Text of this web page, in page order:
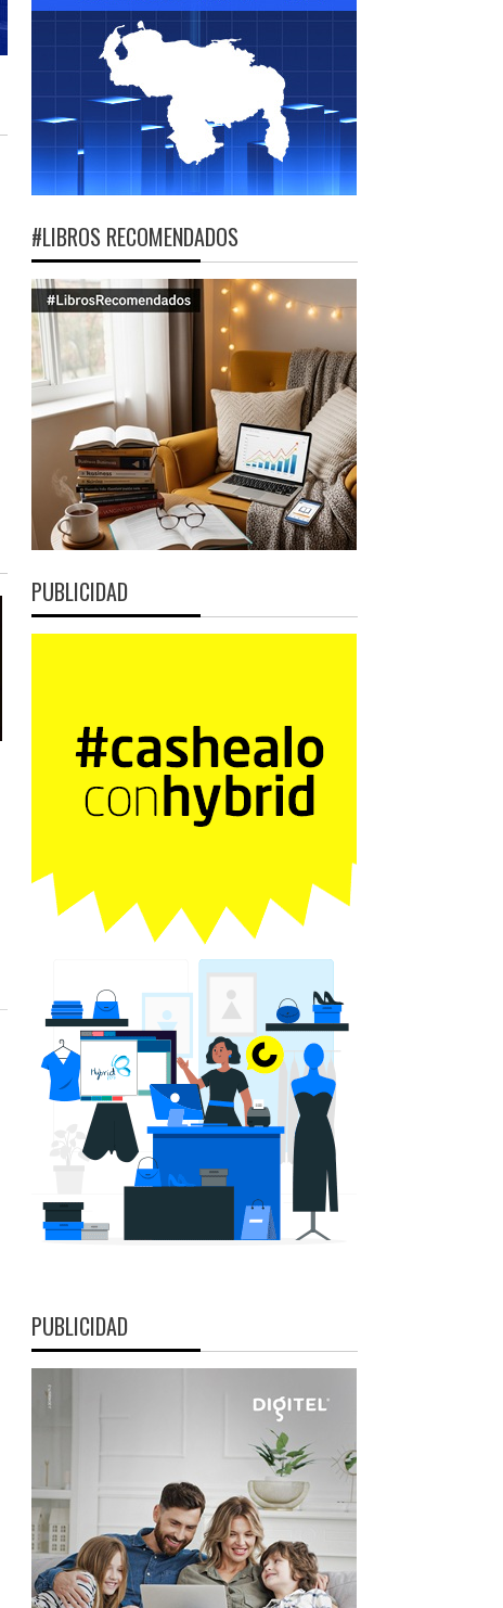
#LIBROS RECOMENDADOS
PUBLICIDAD
PUBLICIDAD